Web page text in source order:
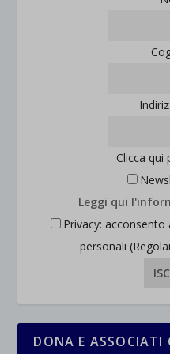
Clicca qui
Leggi qui
Privacy:
personali
DONA E ASSOCIATI